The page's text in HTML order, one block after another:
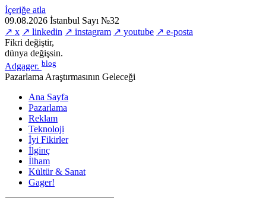
İçeriğe atla
09.08.2026 İstanbul Sayı №32
↗ x ↗ linkedin ↗ instagram ↗ youtube ↗ e-posta
Fikri değiştir,
dünya değişsin.
Adgager. blog
Pazarlama Araştırmasının Geleceği
Ana Sayfa
Pazarlama
Reklam
Teknoloji
İyi Fikirler
İlginç
İlham
Kültür & Sanat
Gager!